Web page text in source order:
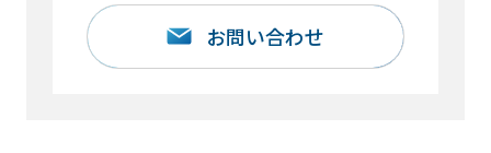
お問い合わせ